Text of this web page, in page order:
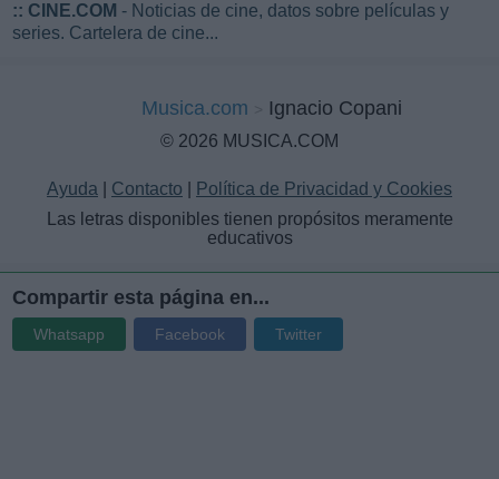
:: CINE.COM - Noticias de cine, datos sobre películas y
series. Cartelera de cine...
Musica.com Ignacio Copani
© 2026 MUSICA.COM
Ayuda Contacto
Política de Privacidad y Cookies
Las letras disponibles tienen propósitos meramente
educativos
Compartir esta página en...
Whatsapp Facebook Twitter